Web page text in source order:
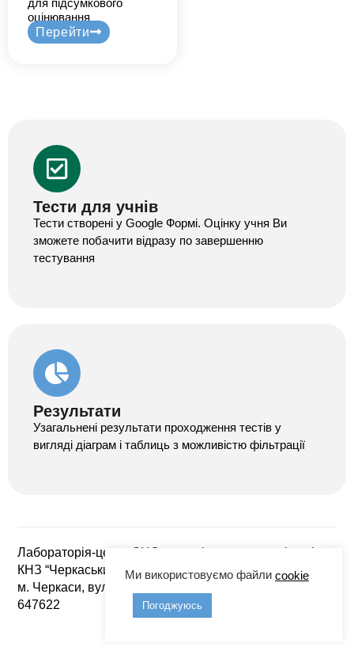
оцінювання
Перейти
Тести для учнів
Тести створені у Google Формі. Оцінку учня Ви
зможете побачити відразу по завершенню
тестування
Результати
Узагальнені результати проходження тестів у
вигляді діаграм і таблиць з можливістю фільтрації
Лабораторія-центр ЗНО та моніторингу якості освіти
КНЗ “Черкаський ОІПОПП ЧОР”, Черкаська область,
м. Черкаси, вул. Бидгощська, 38/1, тел. 640590,
647622
Ми використовуємо файли cookie
Погоджуюсь